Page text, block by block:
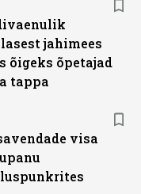
jahimees
õigeks õpetajad
tappa
visa